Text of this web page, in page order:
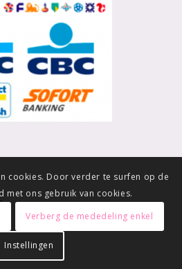
cookies. Door verder te surfen op de
met ons gebruik van cookies.
Verberg de mededeling enkel
Instellingen